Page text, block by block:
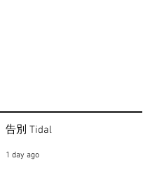
告別 Tidal
1 day ago